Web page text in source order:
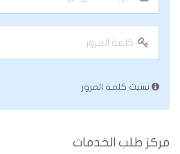
نسيت كلمة المرور
مركز طلب الخدمات